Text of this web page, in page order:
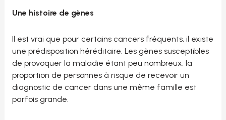
Une histoire de gènes
Il est vrai que pour certains cancers fréquents, il existe
une prédisposition héréditaire. Les gènes susceptibles
de provoquer la maladie étant peu nombreux, la
proportion de personnes à risque de recevoir un
diagnostic de cancer dans une même famille est
parfois grande.